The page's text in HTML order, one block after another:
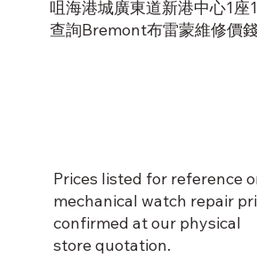
咀海港城廣東道新港中心1座
查詢Bremont布雷蒙維修價
Prices listed for reference
mechanical watch repair
confirmed at our physical
store quotation.